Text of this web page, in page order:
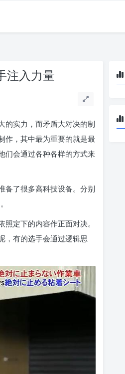
注入力量
的实力，而矛盾大对决的制
作，其中最为重要的就是最
们会通过各种各样的方式来
备了很多高科技设备。分别
定下的内容作正面对决。
，有的选手会通过逻辑思